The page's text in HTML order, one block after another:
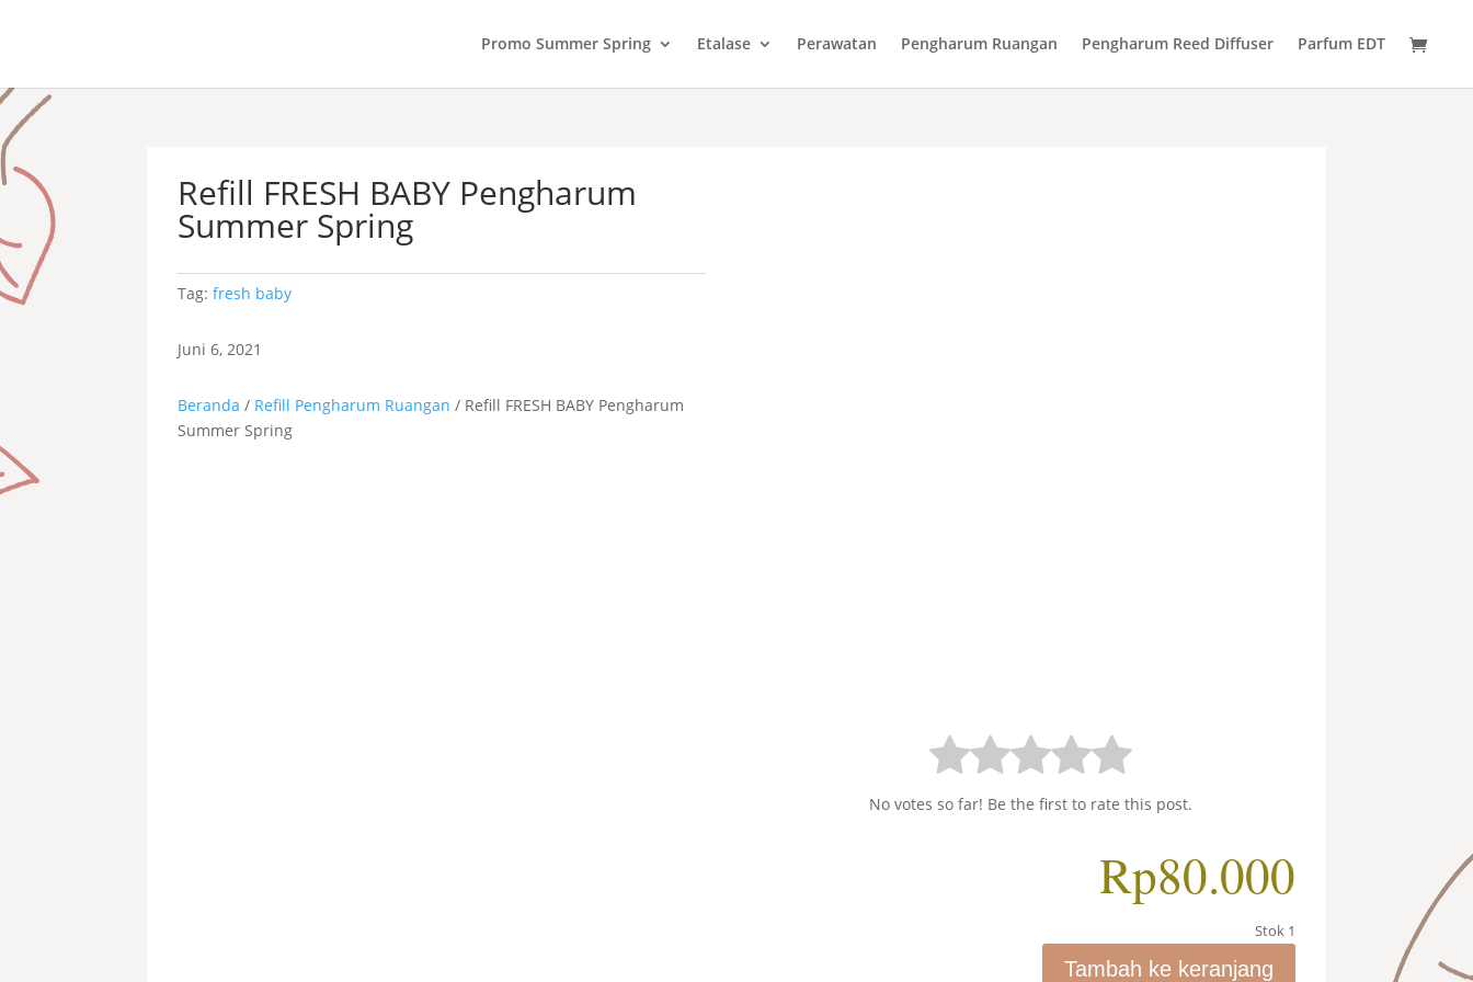
Promo Summer Spring Etalase Perawatan Pengharum Ruangan Pengharum Reed Diffuser Parfum EDT
Refill FRESH BABY Pengharum
Summer Spring
Tag:fresh baby
Juni 6, 2021
Beranda / Refill Pengharum Ruangan / Refill FRESH BABY Pengharum
Summer Spring
No votes so far! Be the first to rate this post.
Rp80.000
Stok 1
Tambah ke keranjang